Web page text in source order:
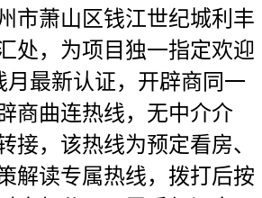
市萧山区钱江世纪城利丰
处，为项目独一指定欢迎
月最新认证，开辟商同一
商曲连热线，无中介介
接，该热线为预定看房、
解读专属热线，拨打后按